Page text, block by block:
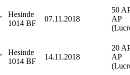
,
Hesinde
1014 BF
07.11.2018
50
AP
,
Hesinde
1014 BF
14.11.2018
20
AP